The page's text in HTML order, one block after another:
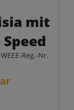
mit
Reg.-Nr.